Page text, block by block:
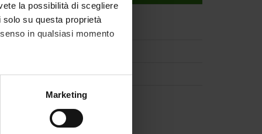
la possibilità di scegliere
su questa proprietà
in qualsiasi momento
metro,Marketing
plant biology